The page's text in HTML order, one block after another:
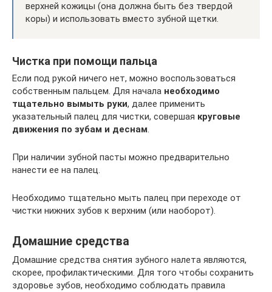
верхней кожицы (она должна быть без твердой
коры) и использовать вместо зубной щетки.
Чистка при помощи пальца
Если под рукой ничего нет, можно воспользоваться
собственным пальцем. Для начала необходимо
тщательно вымыть руки, далее применить
указательный палец для чистки, совершая круговые
движения по зубам и деснам.
При наличии зубной пасты можно предварительно
нанести ее на палец.
Необходимо тщательно мыть палец при переходе от
чистки нижних зубов к верхним (или наоборот).
Домашние средства
Домашние средства снятия зубного налета являются,
скорее, профилактическими. Для того чтобы сохранить
здоровье зубов, необходимо соблюдать правила